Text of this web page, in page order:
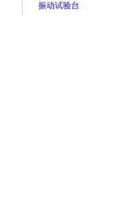
振动试验台